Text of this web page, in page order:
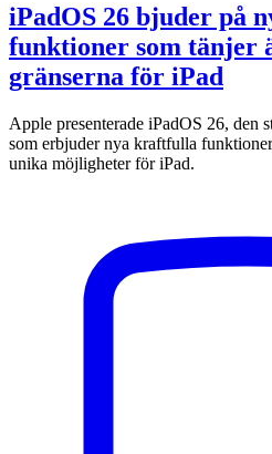
iPadOS 26 bjuder på
funktioner som tänjer
gränserna för iPad
Apple presenterade iPadOS 26, den
som erbjuder nya kraftfulla
unika möjligheter för iPad.